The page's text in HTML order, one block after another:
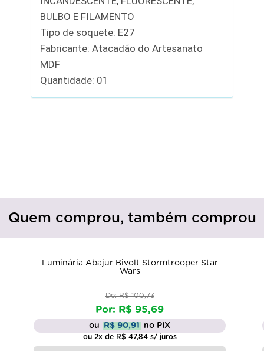
BULBO E FILAMENTO
Tipo de soquete: E27
Fabricante: Atacadão do Artesanato
MDF
Quantidade: 01
Quem comprou, também comprou
Luminária Abajur Bivolt Stormtrooper Star
Wars
De: R$ 100,73
Por: R$ 95,69
ou R$ 90,91 no PIX
ou 2x de R$ 47,84 s/ juros